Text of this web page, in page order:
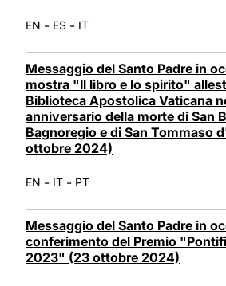
EN - ES - IT
Messaggio del Santo Padre in
mostra "Il libro e lo spirito"
Biblioteca Apostolica Vaticana
anniversario della morte di San
Bagnoregio e di San Tommaso
ottobre 2024)
EN - IT - PT
Messaggio del Santo Padre in
conferimento del Premio
2023" (23 ottobre 2024)